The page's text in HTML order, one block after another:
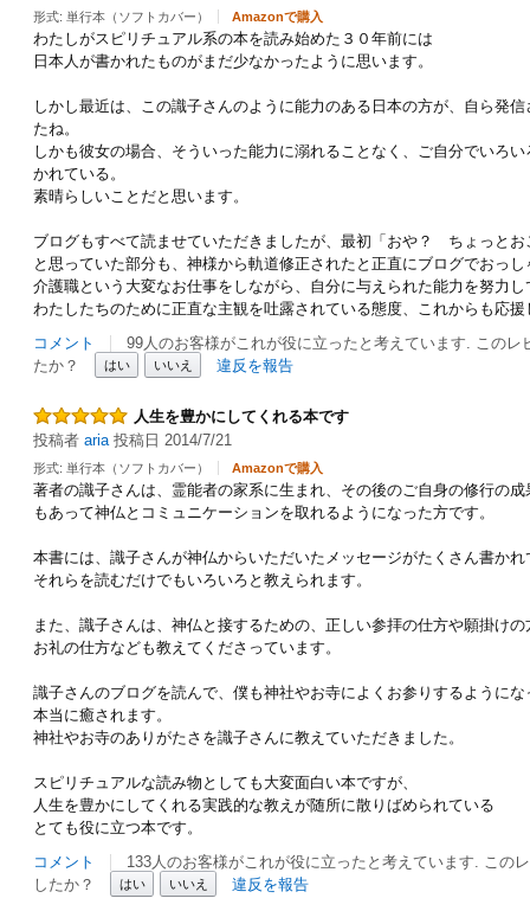
形式: 単行本（ソフトカバー） Amazonで購入
わたしがスピリチュアル系の本を読み始めた３０年前には
日本人が書かれたものがまだ少なかったように思います。
しかし最近は、この識子さんのように能力のある日本の方が、自ら発
たね。
しかも彼女の場合、そういった能力に溺れることなく、ご自分でいろ
かれている。
素晴らしいことだと思います。
ブログもすべて読ませていただきましたが、最初「おや？ ちょっとお
と思っていた部分も、神様から軌道修正されたと正直にブログでおっ
介護職という大変なお仕事をしながら、自分に与えられた能力を努力し
わたしたちのために正直な主観を吐露されている態度、これからも応援
コメント
99人のお客様がこれが役に立ったと考えています. このレ
たか？
はい いいえ 違反を報告
人生を豊かにしてくれる本です
投稿者 aria 投稿日 2014/7/21
形式: 単行本（ソフトカバー） Amazonで購入
著者の識子さんは、霊能者の家系に生まれ、その後のご自身の修行の成
もあって神仏とコミュニケーションを取れるようになった方です。
本書には、識子さんが神仏からいただいたメッセージがたくさん書かれ
それらを読むだけでもいろいろと教えられます。
また、識子さんは、神仏と接するための、正しい参拝の仕方や願掛けの
お礼の仕方なども教えてくださっています。
識子さんのブログを読んで、僕も神社やお寺によくお参りするように
本当に癒されます。
神社やお寺のありがたさを識子さんに教えていただきました。
スピリチュアルな読み物としても大変面白い本ですが、
人生を豊かにしてくれる実践的な教えが随所に散りばめられている
とても役に立つ本です。
コメント
133人のお客様がこれが役に立ったと考えています. この
したか？
はい いいえ 違反を報告